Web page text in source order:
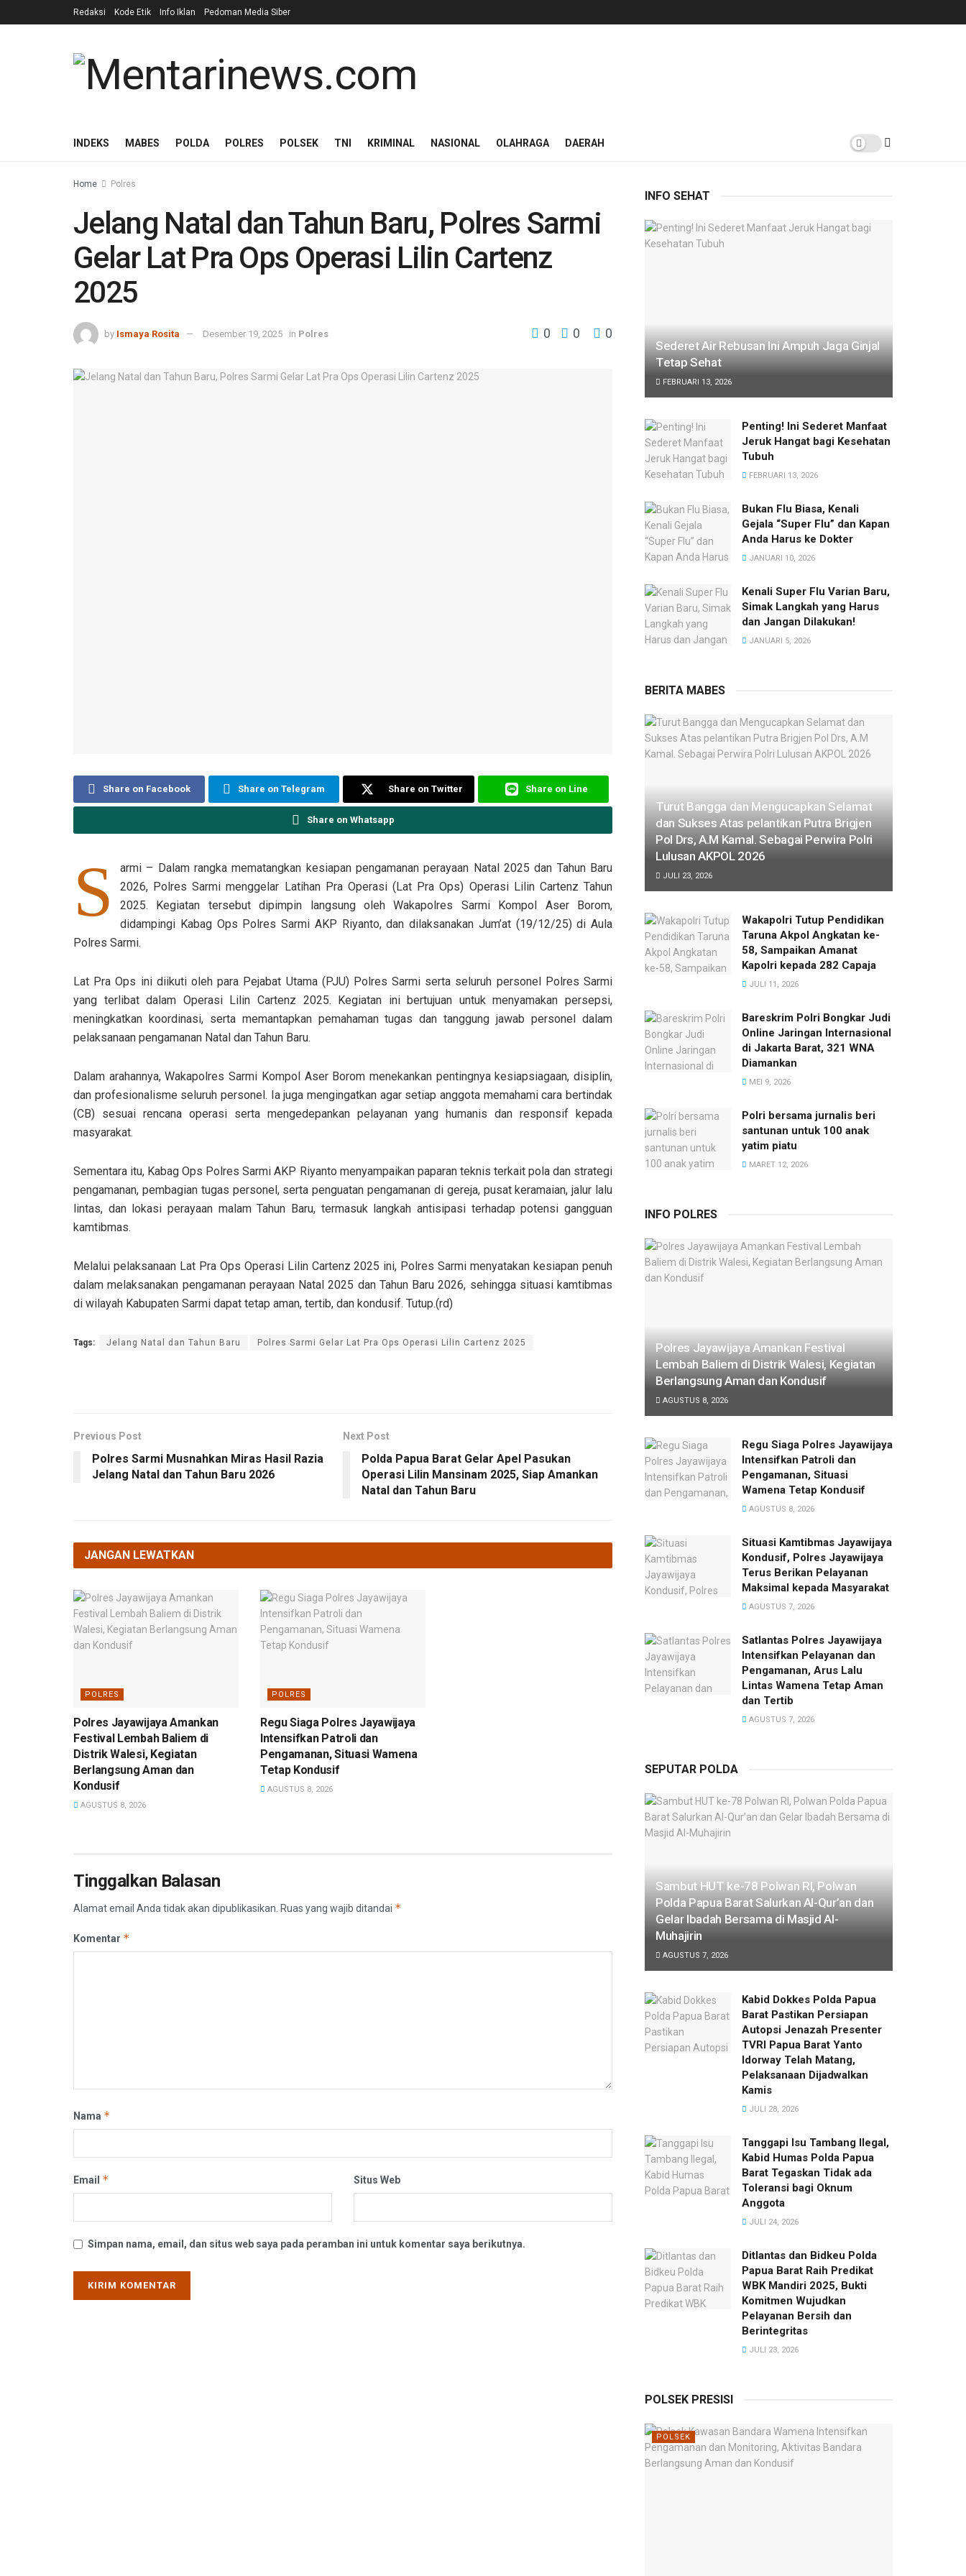
Redaksi Kode Etik Info Iklan Pedoman Media Siber
INDEKS MABES POLDA POLRES POLSEK TNI KRIMINAL NASIONAL OLAHRAGA DAERAH
Home Polres
Jelang Natal dan Tahun Baru, Polres Sarmi
Gelar Lat Pra Ops Operasi Lilin Cartenz
2025
by Ismaya Rosita Desember 19, 2025 in Polres 0 0 0
Share on Facebook Share on Telegram Share on Twitter Share on Line
Share on Whatsapp
S
armi – Dalam rangka mematangkan kesiapan pengamanan perayaan Natal 2025 dan Tahun Baru
2026, Polres Sarmi menggelar Latihan Pra Operasi (Lat Pra Ops) Operasi Lilin Cartenz Tahun
2025. Kegiatan tersebut dipimpin langsung oleh Wakapolres Sarmi Kompol Aser Borom,
didampingi Kabag Ops Polres Sarmi AKP Riyanto, dan dilaksanakan Jum’at (19/12/25) di Aula
Polres Sarmi.
Lat Pra Ops ini diikuti oleh para Pejabat Utama (PJU) Polres Sarmi serta seluruh personel Polres Sarmi
yang terlibat dalam Operasi Lilin Cartenz 2025. Kegiatan ini bertujuan untuk menyamakan persepsi,
meningkatkan koordinasi, serta memantapkan pemahaman tugas dan tanggung jawab personel dalam
pelaksanaan pengamanan Natal dan Tahun Baru.
Dalam arahannya, Wakapolres Sarmi Kompol Aser Borom menekankan pentingnya kesiapsiagaan, disiplin,
dan profesionalisme seluruh personel. Ia juga mengingatkan agar setiap anggota memahami cara bertindak
(CB) sesuai rencana operasi serta mengedepankan pelayanan yang humanis dan responsif kepada
masyarakat.
Sementara itu, Kabag Ops Polres Sarmi AKP Riyanto menyampaikan paparan teknis terkait pola dan strategi
pengamanan, pembagian tugas personel, serta penguatan pengamanan di gereja, pusat keramaian, jalur lalu
lintas, dan lokasi perayaan malam Tahun Baru, termasuk langkah antisipasi terhadap potensi gangguan
kamtibmas.
Melalui pelaksanaan Lat Pra Ops Operasi Lilin Cartenz 2025 ini, Polres Sarmi menyatakan kesiapan penuh
dalam melaksanakan pengamanan perayaan Natal 2025 dan Tahun Baru 2026, sehingga situasi kamtibmas
di wilayah Kabupaten Sarmi dapat tetap aman, tertib, dan kondusif. Tutup.(rd)
Tags: Jelang Natal dan Tahun Baru Polres Sarmi Gelar Lat Pra Ops Operasi Lilin Cartenz 2025
Previous Post
Polres Sarmi Musnahkan Miras Hasil Razia
Jelang Natal dan Tahun Baru 2026
Next Post
Polda Papua Barat Gelar Apel Pasukan
Operasi Lilin Mansinam 2025, Siap Amankan
Natal dan Tahun Baru
JANGAN LEWATKAN
POLRES
Polres Jayawijaya Amankan
Festival Lembah Baliem di
Distrik Walesi, Kegiatan
Berlangsung Aman dan
Kondusif
AGUSTUS 8, 2026
POLRES
Regu Siaga Polres Jayawijaya
Intensifkan Patroli dan
Pengamanan, Situasi Wamena
Tetap Kondusif
AGUSTUS 8, 2026
Tinggalkan Balasan
Alamat email Anda tidak akan dipublikasikan. Ruas yang wajib ditandai *
Komentar *
Nama *
Email * Situs Web
Simpan nama, email, dan situs web saya pada peramban ini untuk komentar saya berikutnya.
INFO SEHAT
Sederet Air Rebusan Ini Ampuh Jaga Ginjal
Tetap Sehat
FEBRUARI 13, 2026
Penting! Ini Sederet Manfaat
Jeruk Hangat bagi Kesehatan
Tubuh
FEBRUARI 13, 2026
Bukan Flu Biasa, Kenali
Gejala “Super Flu” dan Kapan
Anda Harus ke Dokter
JANUARI 10, 2026
Kenali Super Flu Varian Baru,
Simak Langkah yang Harus
dan Jangan Dilakukan!
JANUARI 5, 2026
BERITA MABES
Turut Bangga dan Mengucapkan Selamat
dan Sukses Atas pelantikan Putra Brigjen
Pol Drs, A.M Kamal. Sebagai Perwira Polri
Lulusan AKPOL 2026
JULI 23, 2026
Wakapolri Tutup Pendidikan
Taruna Akpol Angkatan ke-
58, Sampaikan Amanat
Kapolri kepada 282 Capaja
JULI 11, 2026
Bareskrim Polri Bongkar Judi
Online Jaringan Internasional
di Jakarta Barat, 321 WNA
Diamankan
MEI 9, 2026
Polri bersama jurnalis beri
santunan untuk 100 anak
yatim piatu
MARET 12, 2026
INFO POLRES
Polres Jayawijaya Amankan Festival
Lembah Baliem di Distrik Walesi, Kegiatan
Berlangsung Aman dan Kondusif
AGUSTUS 8, 2026
Regu Siaga Polres Jayawijaya
Intensifkan Patroli dan
Pengamanan, Situasi
Wamena Tetap Kondusif
AGUSTUS 8, 2026
Situasi Kamtibmas Jayawijaya
Kondusif, Polres Jayawijaya
Terus Berikan Pelayanan
Maksimal kepada Masyarakat
AGUSTUS 7, 2026
Satlantas Polres Jayawijaya
Intensifkan Pelayanan dan
Pengamanan, Arus Lalu
Lintas Wamena Tetap Aman
dan Tertib
AGUSTUS 7, 2026
SEPUTAR POLDA
Sambut HUT ke-78 Polwan RI, Polwan
Polda Papua Barat Salurkan Al-Qur’an dan
Gelar Ibadah Bersama di Masjid Al-
Muhajirin
AGUSTUS 7, 2026
Kabid Dokkes Polda Papua
Barat Pastikan Persiapan
Autopsi Jenazah Presenter
TVRI Papua Barat Yanto
Idorway Telah Matang,
Pelaksanaan Dijadwalkan
Kamis
JULI 28, 2026
Tanggapi Isu Tambang Ilegal,
Kabid Humas Polda Papua
Barat Tegaskan Tidak ada
Toleransi bagi Oknum
Anggota
JULI 24, 2026
Ditlantas dan Bidkeu Polda
Papua Barat Raih Predikat
WBK Mandiri 2025, Bukti
Komitmen Wujudkan
Pelayanan Bersih dan
Berintegritas
JULI 23, 2026
POLSEK PRESISI
POLSEK